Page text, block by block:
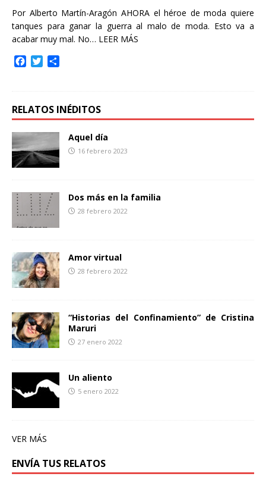
Por Alberto Martín-Aragón AHORA el héroe de moda quiere
tanques para ganar la guerra al malo de moda. Esto va a
acabar muy mal. No… LEER MÁS
b
o
o
k
t
e
r
a
r
RELATOS INÉDITOS
Aquel día
16 febrero 2023
Dos más en la familia
28 febrero 2022
Amor virtual
28 febrero 2022
“Historias del Confinamiento” de Cristina
Maruri
27 enero 2022
Un aliento
5 enero 2022
VER MÁS
ENVÍA TUS RELATOS